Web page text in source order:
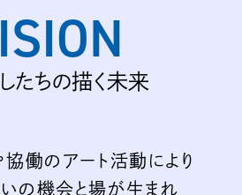
たちの描く未来
働のアート活動により
の機会と場が生まれ